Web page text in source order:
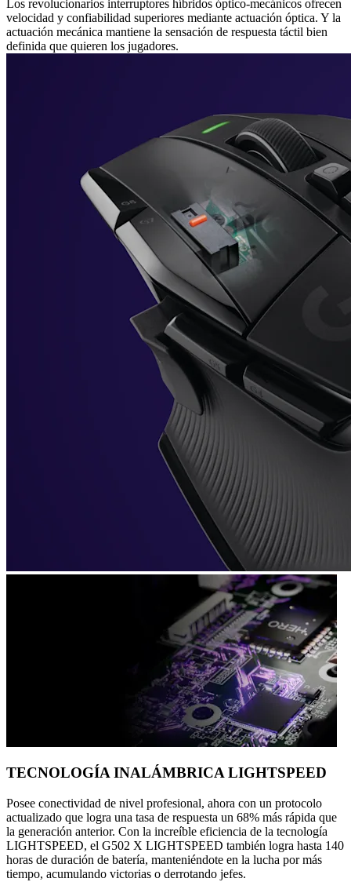
Los revolucionarios interruptores híbridos óptico-mecánicos ofrecen
velocidad y confiabilidad superiores mediante actuación óptica. Y la
actuación mecánica mantiene la sensación de respuesta táctil bien
definida que quieren los jugadores.
TECNOLOGÍA INALÁMBRICA LIGHTSPEED
Posee conectividad de nivel profesional, ahora con un protocolo
actualizado que logra una tasa de respuesta un 68% más rápida que
la generación anterior. Con la increíble eficiencia de la tecnología
LIGHTSPEED, el G502 X LIGHTSPEED también logra hasta 140
horas de duración de batería, manteniéndote en la lucha por más
tiempo, acumulando victorias o derrotando jefes.